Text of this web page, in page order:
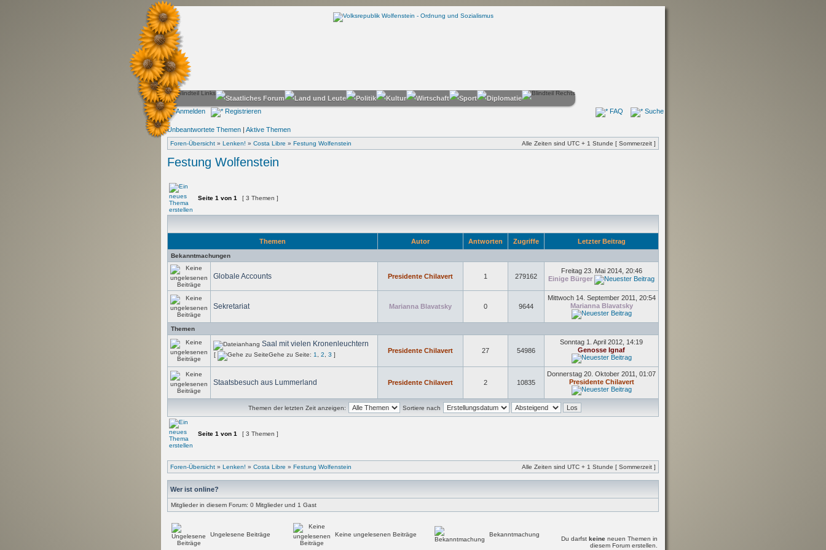
Anmelden Registrieren FAQ Suche
Unbeantwortete Themen | Aktive Themen
Foren-Übersicht » Lenken! » Costa Libre » Festung Wolfenstein Alle Zeiten sind UTC + 1 Stunde [ Sommerzeit ]
Festung Wolfenstein
Seite 1 von 1 [ 3 Themen ]
Themen Autor Antworten Zugriffe Letzter Beitrag
Bekanntmachungen
Globale Accounts Presidente Chilavert 1 279162
Freitag 23. Mai 2014, 20:46
Einige Bürger
Sekretariat Marianna Blavatsky 0 9644
Mittwoch 14. September 2011, 20:54
Marianna Blavatsky
Themen
Saal mit vielen Kronenleuchtern
[ Gehe zu Seite: 1 2 3 ]
Presidente Chilavert 27 54986
Sonntag 1. April 2012, 14:19
Genosse Ignaf
Staatsbesuch aus Lummerland Presidente Chilavert 2 10835
Donnerstag 20. Oktober 2011, 01:07
Presidente Chilavert
Themen der letzten Zeit anzeigen: Sortiere nach
Seite 1 von 1 [ 3 Themen ]
Foren-Übersicht » Lenken! » Costa Libre » Festung Wolfenstein Alle Zeiten sind UTC + 1 Stunde [ Sommerzeit ]
Wer ist online?
Mitglieder in diesem Forum: 0 Mitglieder und 1 Gast
Ungelesene Beiträge Keine ungelesenen Beiträge Bekanntmachung
Du darfst keine neuen Themen in
diesem Forum erstellen.